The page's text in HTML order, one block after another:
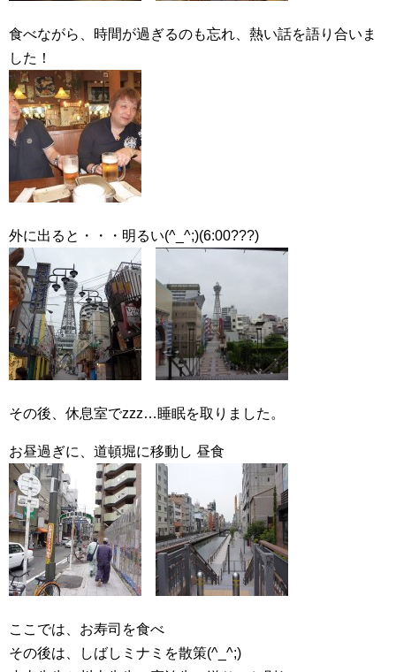
食べながら、時間が過ぎるのも忘れ、熱い話を語り合いま
した！
外に出ると・・・明るい(^_^;)(6:00???)
その後、休息室でzzz…睡眠を取りました。
お昼過ぎに、道頓堀に移動し 昼食
ここでは、お寿司を食べ
その後は、しばしミナミを散策(^_^;)